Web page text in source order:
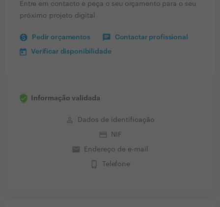
Entre em contacto e peça o seu orçamento para o seu
próximo projeto digital
Pedir orçamentos Contactar profissional
Verificar disponibilidade
Informação validada
perm_identity Dados de identificação
credit_card NIF
email Endereço de e-mail
phone_iphone Telefone